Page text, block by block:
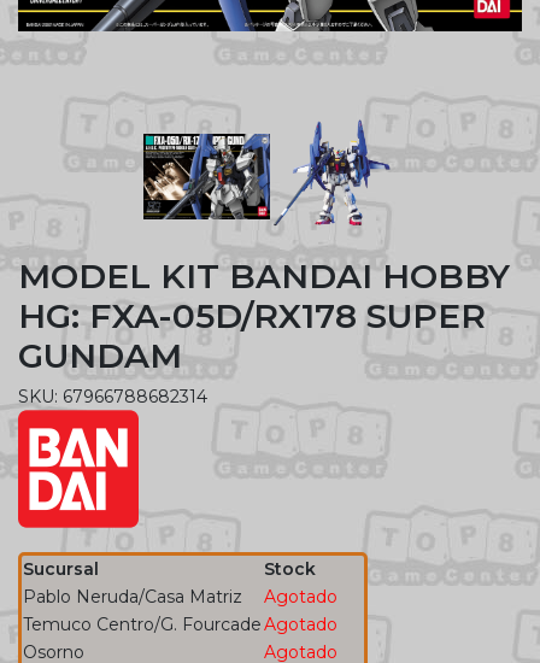
MODEL KIT BANDAI HOBBY
HG: FXA-05D/RX178 SUPER
GUNDAM
SKU: 67966788682314
Sucursal
Stock
Pablo Neruda/Casa Matriz
Agotado
Temuco Centro/G. FourcadeAgotado
Osorno
Agotado